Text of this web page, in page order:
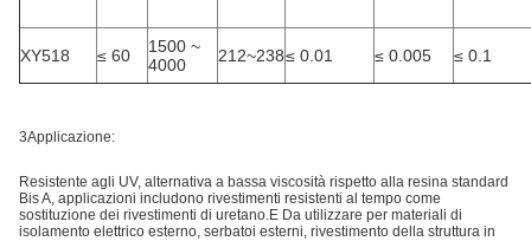
XY518 ≤ 60
1500 ~
4000
212~238≤ 0.01 ≤ 0.005 ≤ 0.1
3Applicazione:
Resistente agli UV, alternativa a bassa viscosità rispetto alla resina standard
Bis A, applicazioni includono rivestimenti resistenti al tempo come
sostituzione dei rivestimenti di uretano.E Da utilizzare per materiali di
isolamento elettrico esterno, serbatoi esterni, rivestimento della struttura in